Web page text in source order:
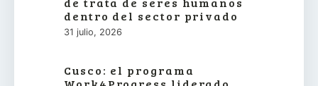
dentro del sector privado
31 julio, 2026
Cusco: el programa